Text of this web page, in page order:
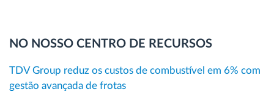
NO NOSSO CENTRO DE RECURSOS
TDV Group reduz os custos de combustível em 6% com
gestão avançada de frotas